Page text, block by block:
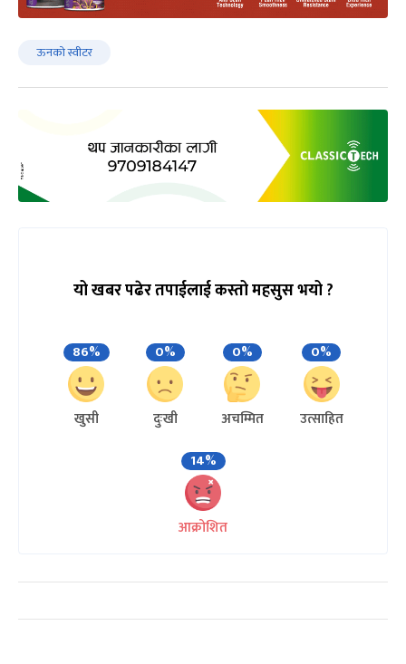
ऊनको स्वीटर
यो खबर पढेर तपाईलाई कस्तो महसुस भयो ?
86%
खुसी
0%
दुःखी
0%
अचम्मित
0%
उत्साहित
14%
आक्रोशित